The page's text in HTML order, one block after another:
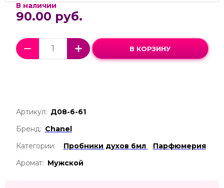
В наличии
90.00 руб.
В КОРЗИНУ
Артикул: Д08-6-61
Бренд: Chanel
Категории:
Пробники духов 6мл
Парфюмерия
Аромат: Мужской